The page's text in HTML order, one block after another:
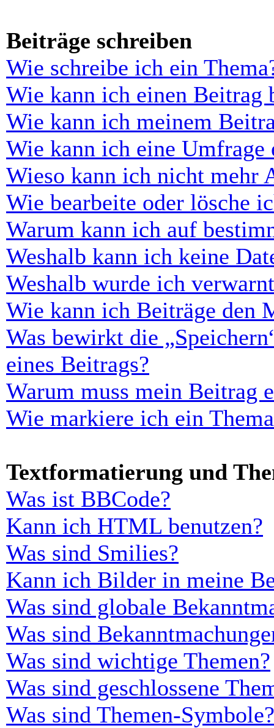
Beiträge schreiben
Wie schreibe ich ein
Wie kann ich einen Beitrag
Wie kann ich meinem
Wie kann ich eine Umfrage
Wieso kann ich nicht mehr
Wie bearbeite oder lösche
Warum kann ich auf
Weshalb kann ich keine
Weshalb wurde ich
Wie kann ich Beiträge den
Was bewirkt die
eines Beitrags?
Warum muss mein Beitrag
Wie markiere ich ein
Textformatierung und
Was ist BBCode?
Kann ich HTML benutzen?
Was sind Smilies?
Kann ich Bilder in meine
Was sind globale
Was sind
Was sind wichtige Themen?
Was sind geschlossene
Was sind Themen-Symbole?